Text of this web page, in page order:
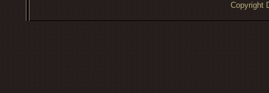
Copyright